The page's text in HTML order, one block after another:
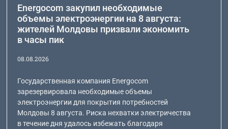
Energocom закупил необходимые
объемы электроэнергии на 8 августа:
жителей Молдовы призвали экономить
в часы пик
08.08.2026
Государственная компания Energocom
зарезервировала необходимые объемы
электроэнергии для покрытия потребностей
Молдовы 8 августа. Риска нехватки электричества
в течение дня удалось избежать благодаря